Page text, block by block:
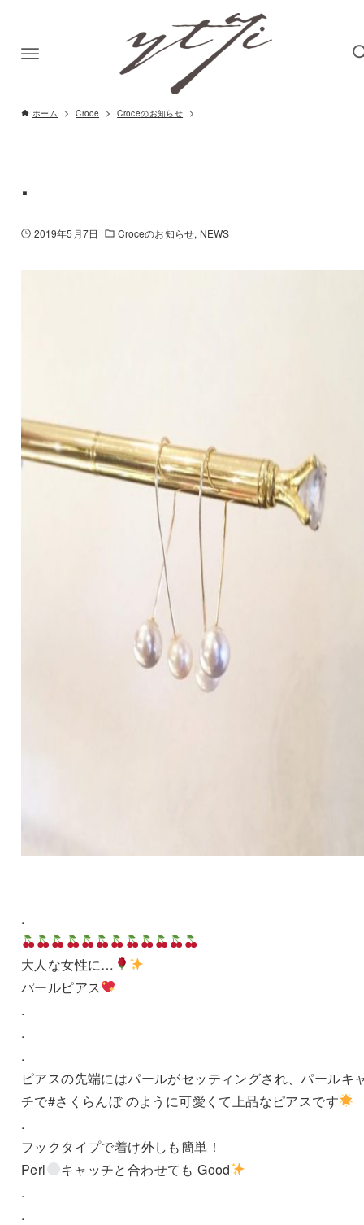
ホーム Croce Croceのお知らせ .
.
2019年5月7日 Croceのお知らせ NEWS
.
大人な女性に…
パールピアス
.
.
.
ピアスの先端にはパールがセッティングされ、パールキ
チで#さくらんぼ のように可愛くて上品なピアスです
.
フックタイプで着け外しも簡単！
Perl
キャッチと合わせても Good
.
.